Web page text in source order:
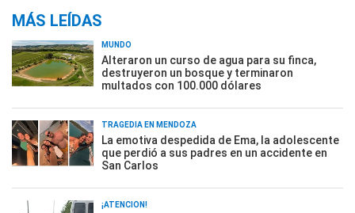
MÁS LEÍDAS
MUNDO
Alteraron un curso de agua para su finca,
destruyeron un bosque y terminaron
multados con 100.000 dólares
TRAGEDIA EN MENDOZA
La emotiva despedida de Ema, la adolescente
que perdió a sus padres en un accidente en
San Carlos
¡ATENCIÓN!